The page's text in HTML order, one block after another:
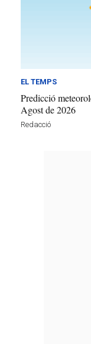
EL TEMPS
Predicció
Agost de 2026
Redacció